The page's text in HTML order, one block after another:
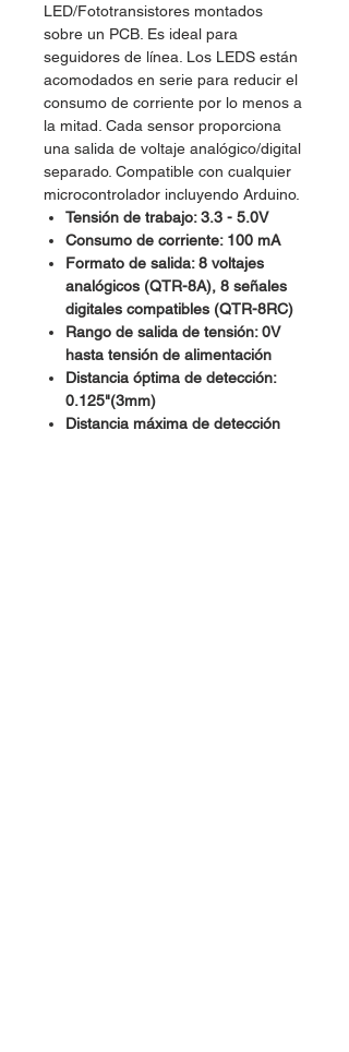
LED/Fototransistores montados
sobre un PCB. Es ideal para
seguidores de línea. Los LEDS están
acomodados en serie para reducir el
consumo de corriente por lo menos a
la mitad. Cada sensor proporciona
una salida de voltaje analógico/digital
separado. Compatible con cualquier
microcontrolador incluyendo Arduino.
Tensión de trabajo: 3.3 - 5.0V
Consumo de corriente: 100 mA
Formato de salida: 8 voltajes
analógicos (QTR-8A), 8 señales
digitales compatibles (QTR-8RC)
Rango de salida de tensión: 0V
hasta tensión de alimentación
Distancia óptima de detección:
0.125"(3mm)
Distancia máxima de detección